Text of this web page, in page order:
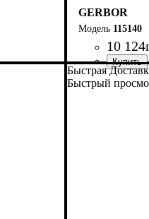
GERBOR
115140
10 124
ширина, мм:
высота, мм:
глубина, мм:
Быстрая
Быстрый